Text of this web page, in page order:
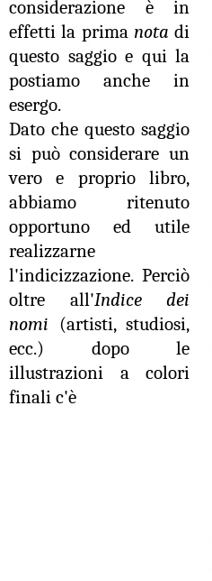
considerazione è in
effetti la prima nota di
questo saggio e qui la
postiamo anche in
esergo.
Dato che questo saggio
si può considerare un
vero e proprio libro,
abbiamo ritenuto
opportuno ed utile
realizzarne
l'indicizzazione. Perciò
oltre all'Indice dei
nomi (artisti, studiosi,
ecc.) dopo le
illustrazioni a colori
finali c'è